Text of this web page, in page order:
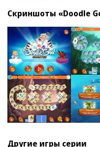
Скриншоты «Doodle
Другие игры серии